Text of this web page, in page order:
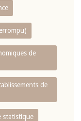
de
de
statistique